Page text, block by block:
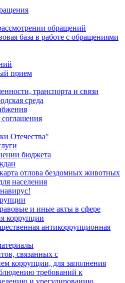
обращений
база в работе с обращениями
прием
транспорта и связи
среда
Отечества"
бюджета
отлова бездомных животных
населения
и иные акты в сфере
коррупции
антикоррупционная
связанных с
коррупции, для заполнения
требований к
и урегулированию